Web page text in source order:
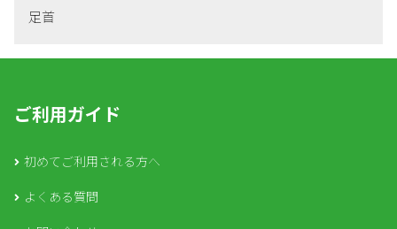
足首
ご利用ガイド
初めてご利用される方へ
よくある質問